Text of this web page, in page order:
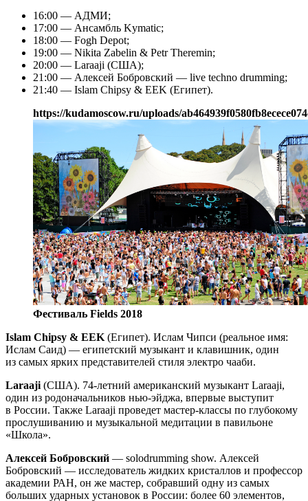
16:00 — АДМИ;
17:00 — Ансамбль Kymatic;
18:00 — Fogh Depot;
19:00 — Nikita Zabelin & Petr Theremin;
20:00 — Laraaji (США);
21:00 — Алексей Бобровский — live techno drumming;
21:40 — Islam Chipsy & EEK (Египет).
https://kudamoscow.ru/uploads/
Фестиваль Fields 2018
Islam Chipsy & EEK (Египет). Ислам Чипси (реальное имя:
Ислам Саид) — египетский музыкант и клавишник, один
из самых ярких представителей стиля электро чааби.
Laraaji (США). 74-летний американский музыкант Laraaji,
один из родоначальников нью-эйджа, впервые выступит
в России. Также Laraaji проведет мастер-классы по глубокому
прослушиванию и музыкальной медитации в павильоне
«Школа».
Алексей Бобровский — solodrumming show. Алексей
Бобровский — исследователь жидких кристаллов и профессор
академии РАН, он же мастер, собравший одну из самых
больших ударных установок в России: более 60 элементов,